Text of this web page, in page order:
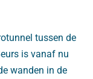
tussen de
is vanaf nu
wanden in de